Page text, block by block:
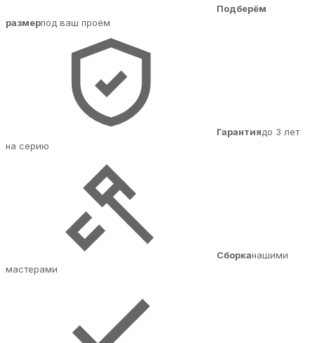
Подберём
размерпод ваш проём
Гарантиядо 3 лет
на серию
Сборканашими
мастерами